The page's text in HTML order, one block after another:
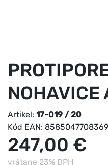
NOHAVICE
Artikel: 17-019 / 20
Kód EAN: 8585047708369
247,00 €
vrátane 23% DPH